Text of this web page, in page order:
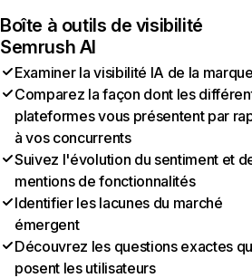
Boîte à outils de visibilité
Semrush AI
Examiner la visibilité IA de la
Comparez la façon dont les
plateformes vous présentent par
à vos concurrents
Suivez l'évolution du sentiment et
mentions de fonctionnalités
Identifier les lacunes du marché
émergent
Découvrez les questions exactes
posent les utilisateurs